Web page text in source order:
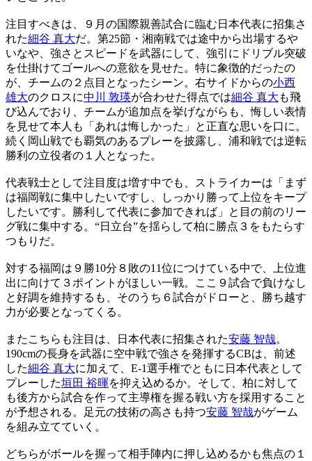
注目すべきは、９月の国際親善試合に臨む日本代表に招集さ
れた細谷 真大だ。第25節・湘南戦では途中から出場するや
いなや、強さとスピードを武器にして、強引にドリブル突破
を仕掛けてゴールへの意欲を見せた。特に象徴的だったの
が、チームの２点目となったシーン。右サイドからの小西
雄大のクロスに中川 敦瑛が合わせた得点では細谷 真大 も飛
び込んでおり、チームが追加点を挙げながらも、悔しい表情
を見せて本人も「あれは悔しかった」と正直な思いを口に。
続く岡山戦でも覇気のあるプレーを披露し、浦和戦では逆転
勝利の立役者の１人となった。
代表戦士として注目度は増す中でも、ストライカーは「まず
は福岡戦に集中したいですし、しっかり勝って上位をキープ
したいです。勝利して代表に参加できれば」と目の前のリー
グ戦に集中する。“日立台”を揺らして柏に勝点３をもたらす
つもりだ。
対する福岡は９勝10分８敗の11位につけている中で、上位進
出に向けて３ポイントがほしい一戦。ここ９試合で負けなし
と好調を維持するも、そのうち６試合がドローと、勝ち越す
力が必要となってくる。
またこちらも注目は、日本代表に招集された安藤 智哉。
190cmの長身を武器に空中戦で強さを発揮するCBは、前述
した細谷 真大に加えて、E-1選手権でともに日本代表として
プレーした垣田 裕暉を抑え込めるか。そして、柏に対して
も後方から試合を作って主導権を握る戦い方を採用すること
が予想される。足元の技術の高さも持つ安藤 智哉がゲーム
を組み立てていく。
どちらがボールを握って相手陣内に押し込めるかも焦点の１